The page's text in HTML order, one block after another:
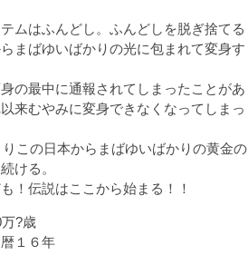
ムはふんどし。ふんどしを脱ぎ捨てる
まばゆいばかりの光に包まれて変身す
の最中に通報されてしまったことがあ
来むやみに変身できなくなってしまっ
りこの日本からまばゆいばかりの黄金の
ける。
！伝説はここから始まる！！
?歳
１６年